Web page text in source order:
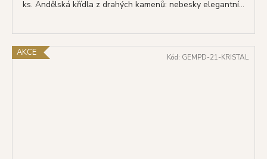
ks. Andělská křídla z drahých kamenů: nebesky elegantní...
AKCE Kód: GEMPD-21-KRISTAL